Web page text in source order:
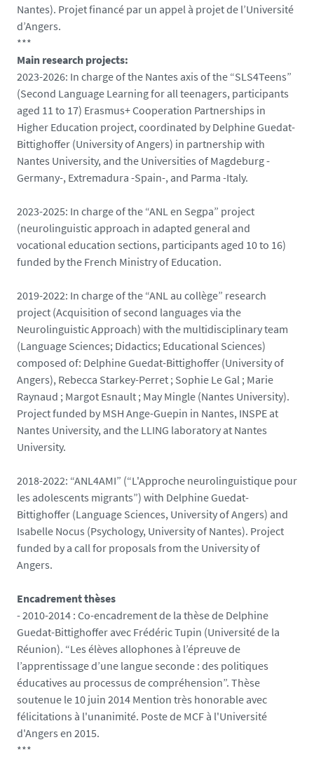
Nantes). Projet financé par un appel à projet de l’Université
d’Angers.
***
Main research projects:
2023-2026: In charge of the Nantes axis of the “SLS4Teens”
(Second Language Learning for all teenagers, participants
aged 11 to 17) Erasmus+ Cooperation Partnerships in
Higher Education project, coordinated by Delphine Guedat-
Bittighoffer (University of Angers) in partnership with
Nantes University, and the Universities of Magdeburg -
Germany-, Extremadura -Spain-, and Parma -Italy.
2023-2025: In charge of the “ANL en Segpa” project
(neurolinguistic approach in adapted general and
vocational education sections, participants aged 10 to 16)
funded by the French Ministry of Education.
2019-2022: In charge of the “ANL au collège” research
project (Acquisition of second languages via the
Neurolinguistic Approach) with the multidisciplinary team
(Language Sciences; Didactics; Educational Sciences)
composed of: Delphine Guedat-Bittighoffer (University of
Angers), Rebecca Starkey-Perret ; Sophie Le Gal ; Marie
Raynaud ; Margot Esnault ; May Mingle (Nantes University).
Project funded by MSH Ange-Guepin in Nantes, INSPE at
Nantes University, and the LLING laboratory at Nantes
University.
2018-2022: “ANL4AMI” (“L'Approche neurolinguistique pour
les adolescents migrants”) with Delphine Guedat-
Bittighoffer (Language Sciences, University of Angers) and
Isabelle Nocus (Psychology, University of Nantes). Project
funded by a call for proposals from the University of
Angers.
Encadrement thèses
- 2010-2014 : Co-encadrement de la thèse de Delphine
Guedat-Bittighoffer avec Frédéric Tupin (Université de la
Réunion). “Les élèves allophones à l’épreuve de
l’apprentissage d’une langue seconde : des politiques
éducatives au processus de compréhension”. Thèse
soutenue le 10 juin 2014 Mention très honorable avec
félicitations à l'unanimité. Poste de MCF à l'Université
d'Angers en 2015.
***